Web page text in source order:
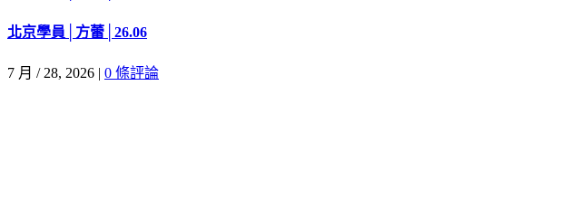
北京學員│方蕾│26.06
7 月 / 28, 2026 | 0 條評論